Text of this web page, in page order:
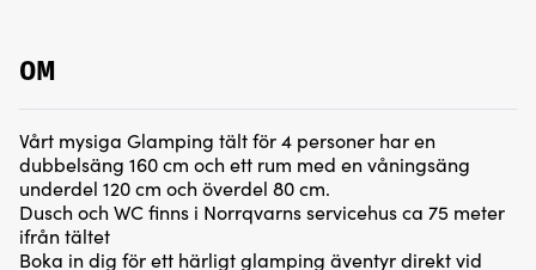
OM
Vårt mysiga Glamping tält för 4 personer har en
dubbelsäng 160 cm och ett rum med en våningsäng
underdel 120 cm och överdel 80 cm.
Dusch och WC finns i Norrqvarns servicehus ca 75 meter
ifrån tältet
Boka in dig för ett härligt glamping äventyr direkt vid